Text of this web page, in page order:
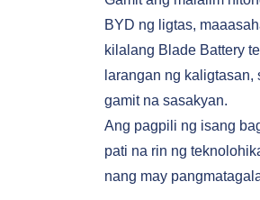
BYD ng ligtas,
kilalang Blade Battery
larangan ng
gamit na sasakyan.
Ang pagpili ng isang
pati na rin ng
nang may